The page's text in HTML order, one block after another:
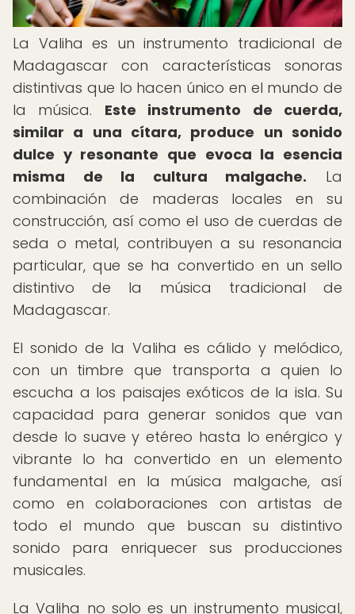
La Valiha es un instrumento tradicional de
Madagascar con características sonoras
distintivas que lo hacen único en el mundo de
la música. Este instrumento de cuerda,
similar a una cítara, produce un sonido
dulce y resonante que evoca la esencia
misma de la cultura malgache. La
combinación de maderas locales en su
construcción, así como el uso de cuerdas de
seda o metal, contribuyen a su resonancia
particular, que se ha convertido en un sello
distintivo de la música tradicional de
Madagascar.
El sonido de la Valiha es cálido y melódico,
con un timbre que transporta a quien lo
escucha a los paisajes exóticos de la isla. Su
capacidad para generar sonidos que van
desde lo suave y etéreo hasta lo enérgico y
vibrante lo ha convertido en un elemento
fundamental en la música malgache, así
como en colaboraciones con artistas de
todo el mundo que buscan su distintivo
sonido para enriquecer sus producciones
musicales.
La Valiha no solo es un instrumento musical,